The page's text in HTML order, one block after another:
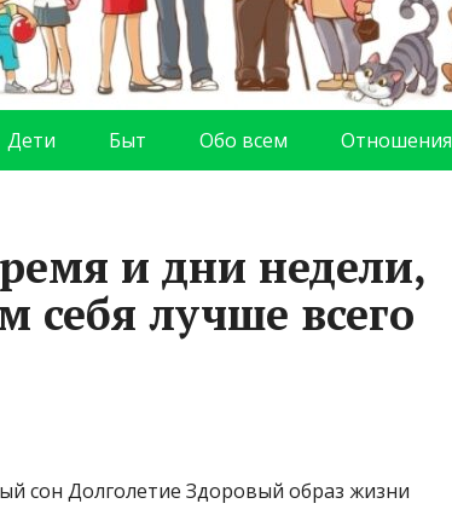
Дети Быт Обо всем Отношения
и дни недели,
себя лучше всего
сон Долголетие Здоровый образ жизни